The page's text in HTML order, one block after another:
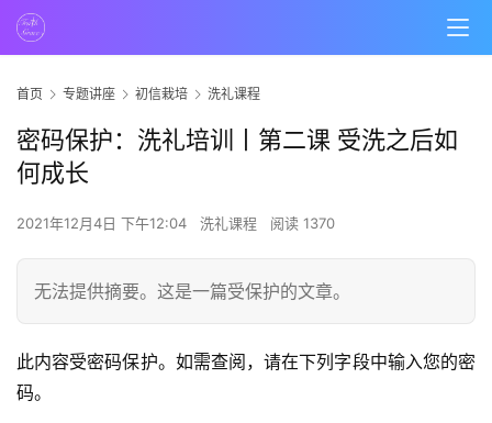
首
页
首页 专题讲座 初信栽培 洗礼课程
密码保护：洗礼培训丨第二课 受洗之后如
何成长
2021年12月4日 下午12:04 洗礼课程 阅读 1370
无法提供摘要。这是一篇受保护的文章。
此内容受密码保护。如需查阅，请在下列字段中输入您的密
码。